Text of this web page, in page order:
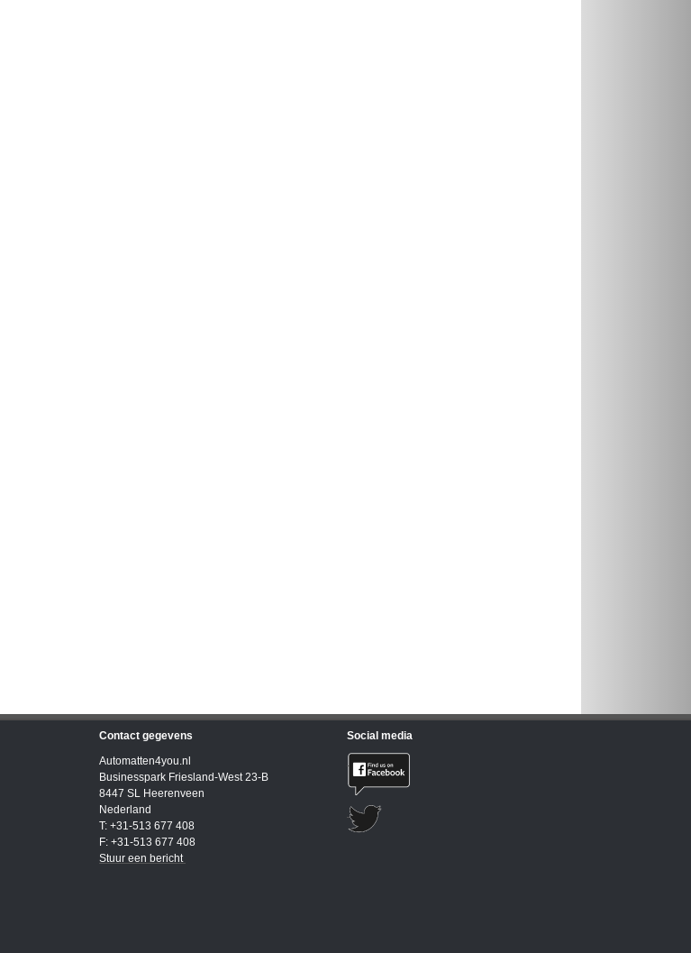
Contact gegevens
Automatten4you.nl
Businesspark Friesland-West 23-B
8447 SL Heerenveen
Nederland
T: +31-513 677 408
F: +31-513 677 408
Stuur een bericht
Social media